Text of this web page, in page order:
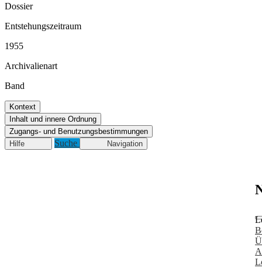
Dossier
Entstehungszeitraum
1955
Archivalienart
Band
Kontext
Inhalt und innere Ordnung
Zugangs- und Benutzungsbestimmungen
Hilfe
Suche Navigation